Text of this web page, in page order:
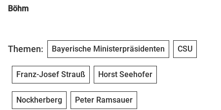
Böhm
Themen: Bayerische Ministerpräsidenten CSU
Franz-Josef Strauß Horst Seehofer
Nockherberg Peter Ramsauer